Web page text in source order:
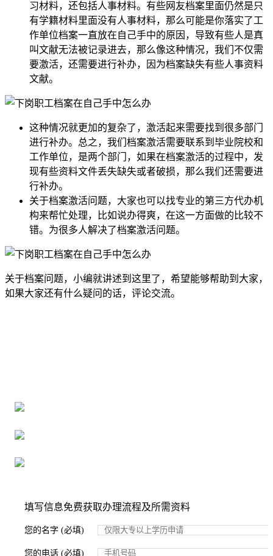
习材料，还包括人事材料。有些网友档案里面仍然是只
有学籍材料里面没有人事材料，那么可能是你落实了工
作单位档案一直放在自己手中的原因，导致有些人是真
叫文献无法被记录进去，那么像这种情况，我们不仅需
要激活，还需要进行补办，因为档案缺失有些人事资料
文献。
这种情况就更加的复杂了，激活起来需要找到很多部门
进行补办。总之，我们档案激活需要联系到毕业院校和
工作单位，是两个部门，如果在档案激活的过程中，发
现有些资料文件丢失缺失或者破损，那么我们还需要进
行补办。
关于档案激活问题，大家也可以找专业的第三方代办机
构来帮忙处理，比如说办得爽，在这一方面做的比较不
错。为很多人解决了档案激活问题。
关于档案问题，小编就讲述到这里了，希望能够帮助到大家，
如果大家还有什么疑问的话，评论交流。
填写信息免费获取办理流程及所需资料
您的名字 (必填)
您的电话 (必填)